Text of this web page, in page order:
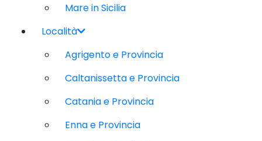
Mare in Sicilia
Località
Agrigento e Provincia
Caltanissetta e Provincia
Catania e Provincia
Enna e Provincia